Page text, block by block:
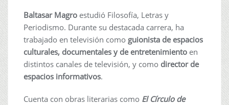
Baltasar Magro estudió Filosofía, Letras y
Periodismo. Durante su destacada carrera, ha
trabajado en televisión como guionista de espacios
culturales, documentales y de entretenimiento en
distintos canales de televisión, y como director de
espacios informativos.
Cuenta con obras literarias como El Círculo de